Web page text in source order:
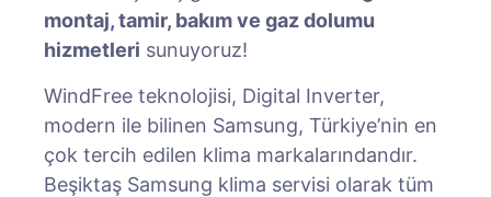
montaj, tamir, bakım ve gaz dolumu
hizmetleri sunuyoruz!
WindFree teknolojisi, Digital Inverter,
modern ile bilinen Samsung, Türkiye’nin en
çok tercih edilen klima markalarındandır.
Beşiktaş Samsung klima servisi olarak tüm